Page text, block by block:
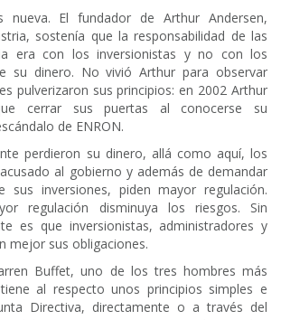
El fundador de Arthur Andersen,
sostenía que la responsabilidad de las
era con los inversionistas y no con los
su dinero. No vivió Arthur para observar
pulverizaron sus principios: en 2002 Arthur
cerrar sus puertas al conocerse su
de ENRON.
perdieron su dinero, allá como aquí, los
al gobierno y además de demandar
sus inversiones, piden mayor regulación.
regulación disminuya los riesgos. Sin
es que inversionistas, administradores y
mejor sus obligaciones.
Buffet, uno de los tres hombres más
al respecto unos principios simples e
Directiva, directamente o a través del